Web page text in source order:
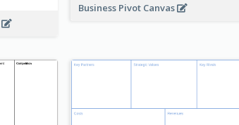
Business Pivot Canvas